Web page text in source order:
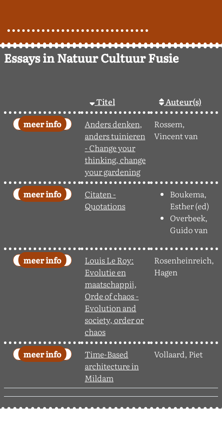
Essays in Natuur Cultuur Fusie
Titel
Auteur(s)
Anders denken,
anders tuinieren
- Change your
thinking, change
your gardening
Rossem,
Vincent van
Citaten -
Quotations
Boukema,
Esther (ed)
Overbeek,
Guido van
Louis Le Roy:
Evolutie en
maatschappij,
Orde of chaos -
Evolution and
society, order or
chaos
Rosenheinreich,
Hagen
Time-Based
architecture in
Mildam
Vollaard, Piet